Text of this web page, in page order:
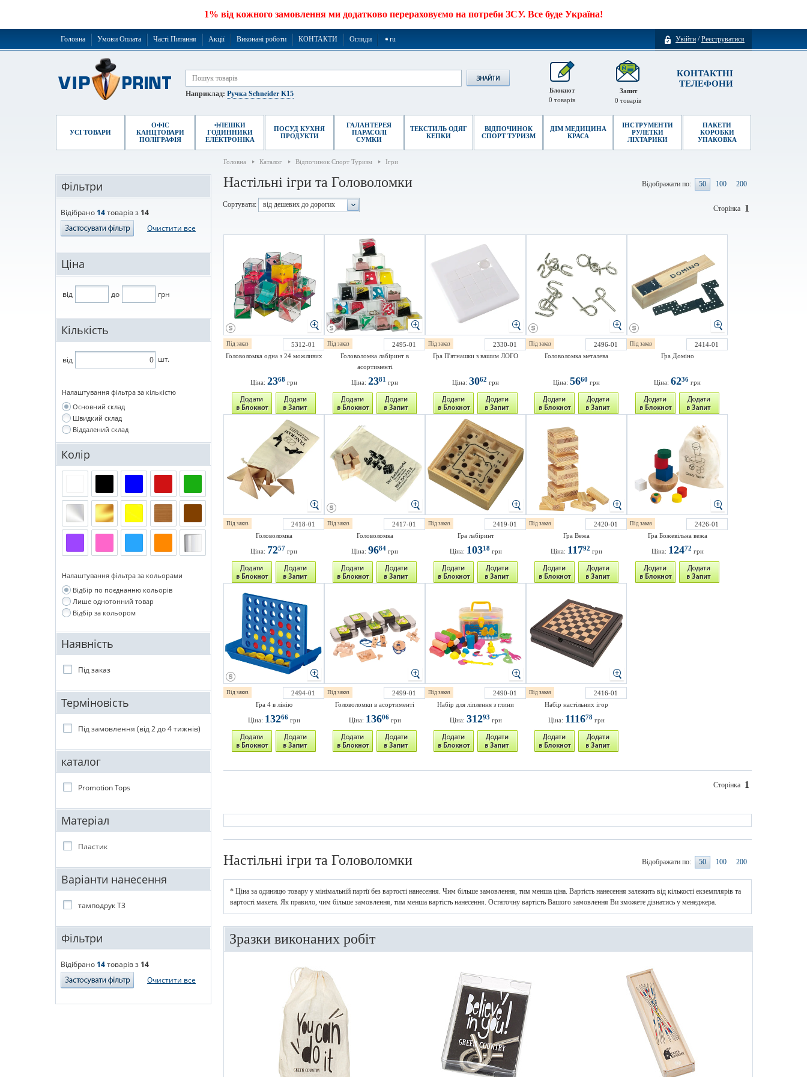
1% від кожного замовлення ми додатково перераховуємо на потреби ЗСУ. Все буде Україна!
Увійти /Реєструватися
Головна Умови Оплата Часті Питання Акції Виконані роботи КОНТАКТИ Огляди ➧ru
КОНТАКТНІ
ТЕЛЕФОНИ
Запит
0 товарів
Наприклад: Ручка Schneider K15
Блокнот
0 товарів
УСІ ТОВАРИ
ОФІС
КАНЦТОВАРИ
ПОЛІГРАФІЯ
ФЛЕШКИ
ГОДИННИКИ
ЕЛЕКТРОНІКА
ПОСУД КУХНЯ
ПРОДУКТИ
ГАЛАНТЕРЕЯ
ПАРАСОЛІ
СУМКИ
ТЕКСТИЛЬ ОДЯГ
КЕПКИ
ВІДПОЧИНОК
СПОРТ ТУРИЗМ
ДІМ МЕДИЦИНА
КРАСА
ІНСТРУМЕНТИ
РУЛЕТКИ
ЛІХТАРИКИ
ПАКЕТИ
КОРОБКИ
УПАКОВКА
Головна Каталог Відпочинок Спорт Туризм Ігри
Фільтри
Відібрано 14товарів з 14
Очистити все
Ціна
від до грн
Кількість
від шт.
Налаштування фільтра за кількістю
Основний склад
Швидкий склад
Віддалений склад
Колір
Налаштування фільтра за кольорами
Відбір по поєднанню кольорів
Лише однотонний товар
Відбір за кольором
Наявність
Під заказ
Терміновість
Під замовлення (від 2 до 4 тижнів)
каталог
Promotion Tops
Матеріал
Пластик
Варіанти нанесення
тамподрук T3
Фільтри
Відібрано 14товарів з 14
Очистити все
Настільні ігри та Головоломки Відображати по: 50 100 200
Сортувати: від дешевих до дорогих 1
Сторінка
Під заказ
5312-01
Головоломка одна з 24 можливих
Ціна: 2368 грн
Під заказ
2495-01
Головоломка лабіринт в
асортименті
Ціна: 2381 грн
Під заказ
2330-01
Гра П'ятнашки з вашим ЛОГО
Ціна: 3062 грн
Під заказ
2496-01
Головоломка металева
Ціна: 5660 грн
Під заказ
2414-01
Гра Доміно
Ціна: 6236 грн
Під заказ
2418-01
Головоломка
Ціна: 7257 грн
Під заказ
2417-01
Головоломка
Ціна: 9684 грн
Під заказ
2419-01
Гра лабіринт
Ціна: 10318грн
Під заказ
2420-01
Гра Вежа
Ціна: 11792 грн
Під заказ
2426-01
Гра Божевільна вежа
Ціна: 12472 грн
Під заказ
2494-01
Гра 4 в лінію
Ціна: 13266грн
Під заказ
2499-01
Головоломки в асортименті
Ціна: 13606грн
Під заказ
2490-01
Набір для ліплення з глини
Ціна: 31293 грн
Під заказ
2416-01
Набір настільних ігор
Ціна: 111678 грн
1
Сторінка
Настільні ігри та Головоломки Відображати по: 50 100 200
* Ціна за одиницю товару у мінімальній партії без вартості нанесення. Чим більше замовлення, тим менша ціна. Вартість нанесення залежить від кількості екземплярів та
вартості макета. Як правило, чим більше замовлення, тим менша вартість нанесення. Остаточну вартість Вашого замовлення Ви зможете дізнатись у менеджера.
Зразки виконаних робіт